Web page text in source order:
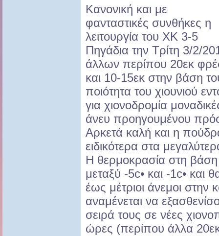
Κανονική και με
φανταστικές συνθήκες η
λειτουργία του ΧΚ 3-5
Πηγάδια την Τρίτη 3/2/
άλλων περίπου 20εκ
και 10-15εκ στην βάση
ποιότητα του χιουνιού
για χιονοδρομία
άνευ προηγουμένου
Αρκετά καλή και η
ειδικότερα στα
Η θερμοκρασία στη
μεταξύ -5c• και -1c• και
έως μέτριοι άνεμοι στην
αναμένεται να
σειρά τους σε νέες
ώρες (περίπου άλλα